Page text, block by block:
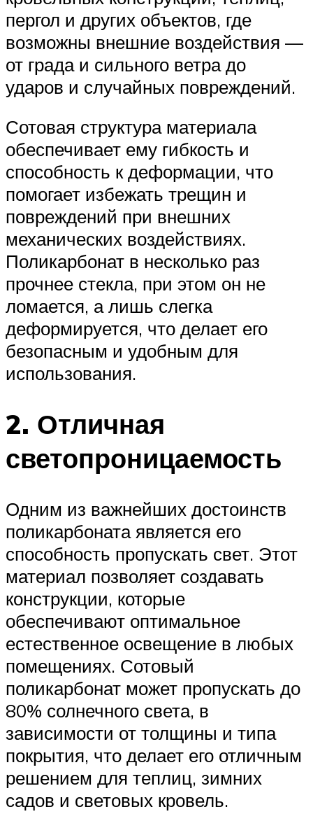
пергол и других объектов, где
возможны внешние воздействия —
от града и сильного ветра до
ударов и случайных повреждений.
Сотовая структура материала
обеспечивает ему гибкость и
способность к деформации, что
помогает избежать трещин и
повреждений при внешних
механических воздействиях.
Поликарбонат в несколько раз
прочнее стекла, при этом он не
ломается, а лишь слегка
деформируется, что делает его
безопасным и удобным для
использования.
2. Отличная
светопроницаемость
Одним из важнейших достоинств
поликарбоната является его
способность пропускать свет. Этот
материал позволяет создавать
конструкции, которые
обеспечивают оптимальное
естественное освещение в любых
помещениях. Сотовый
поликарбонат может пропускать до
80% солнечного света, в
зависимости от толщины и типа
покрытия, что делает его отличным
решением для теплиц, зимних
садов и световых кровель.